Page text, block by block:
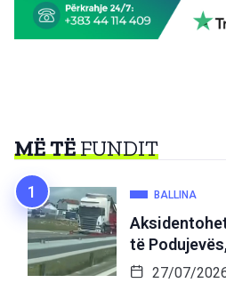
MË TËFUNDIT
BALLINA
të
27/07/